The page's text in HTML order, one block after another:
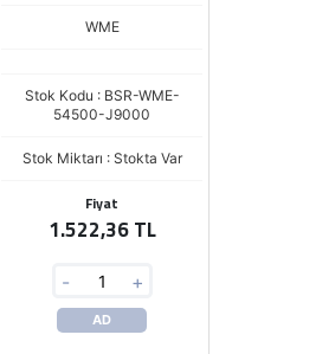
WME
Stok Kodu : BSR-WME-
54500-J9000
Stok Miktarı : Stokta Var
Fiyat
1.522,36 TL
- +
AD